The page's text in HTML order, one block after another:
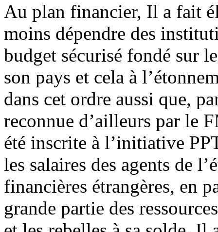
Au plan financier, Il a fait
moins dépendre des
budget sécurisé fondé sur
son pays et cela à
dans cet ordre aussi que,
reconnue d’ailleurs par le
été inscrite à l’initiative
les salaires des agents de
financières étrangères, en
grande partie des